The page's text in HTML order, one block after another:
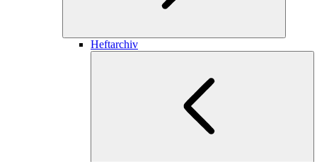
Heftarchiv